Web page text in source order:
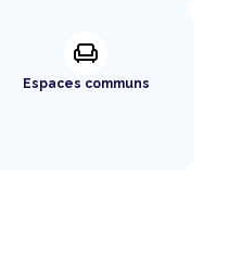
chair
Espaces communs